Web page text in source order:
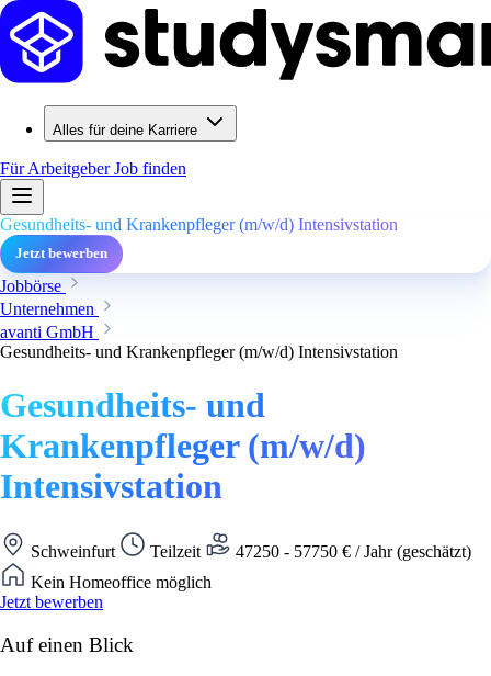
Alles für deine Karriere
Für ArbeitgeberJob finden
Gesundheits- und Krankenpfleger (m/w/d) Intensivstation
Jetzt bewerben
Jobbörse
Unternehmen
avanti GmbH
Gesundheits- und Krankenpfleger (m/w/d) Intensivstation
Gesundheits- und
Krankenpfleger (m/w/d)
Intensivstation
Schweinfurt Teilzeit
47250 - 57750 € / Jahr (geschätzt)
Kein Homeoffice möglich
Jetzt bewerben
Auf einen Blick